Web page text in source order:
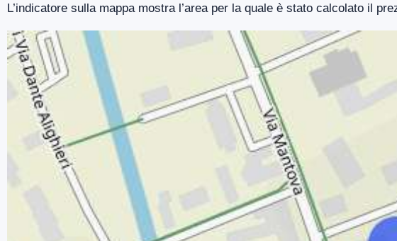
L’indicatore sulla mappa mostra l’area per la quale è stato calcolato il